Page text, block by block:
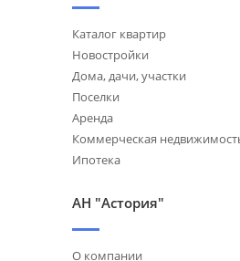
Каталог квартир
Новостройки
Дома, дачи, участки
Поселки
Аренда
Коммерческая
Ипотека
АН "Астория"
О компании